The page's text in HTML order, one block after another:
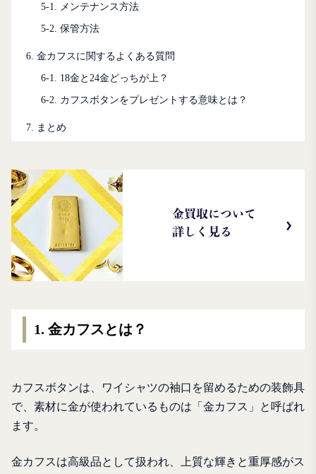
5-1. メンテナンス方法
5-2. 保管方法
6. 金カフスに関するよくある質問
6-1. 18金と24金どっちが上？
6-2. カフスボタンをプレゼントする意味とは？
7. まとめ
1. 金カフスとは？
カフスボタンは、ワイシャツの袖口を留めるための装飾具
で、素材に金が使われているものは「金カフス」と呼ばれ
ます。
金カフスは高級品として扱われ、上質な輝きと重厚感がス